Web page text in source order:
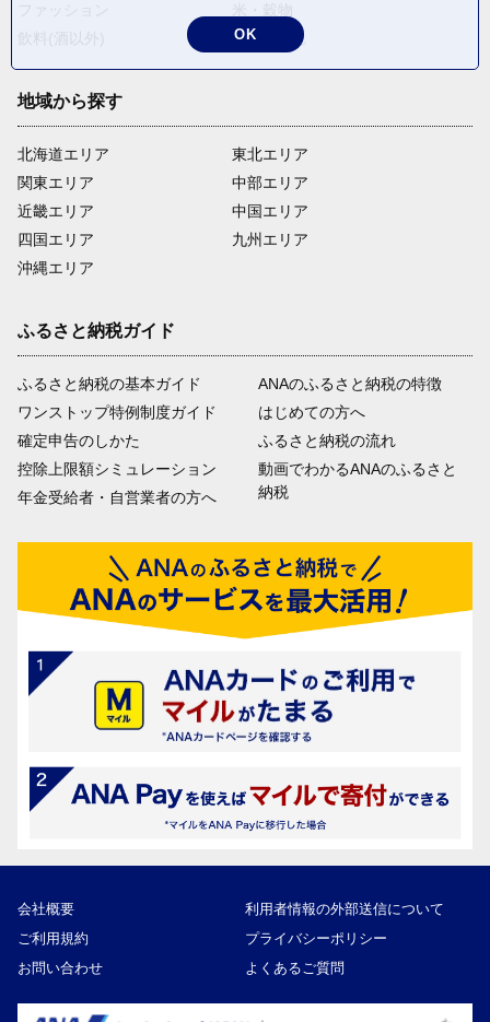
返礼品なし
地域から探す
北海道エリア
関東エリア
近畿エリア
四国エリア
沖縄エリア
東北エリア
中部エリア
中国エリア
九州エリア
ふるさと納税ガイド
ふるさと納税の基本ガイド
ワンストップ特例制度ガイド
確定申告のしかた
控除上限額シミュレーション
年金受給者・自営業者の方へ
ANAのふるさと納税の特徴
はじめての方へ
ふるさと納税の流れ
動画でわかるANAのふるさと
納税
会社概要
利用者情報の外部送信について
ご利用規約
プライバシーポリシー
お問い合わせ
よくあるご質問
OK